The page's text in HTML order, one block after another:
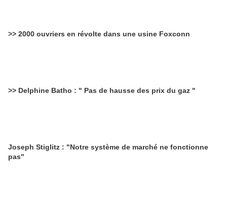
>> 2000 ouvriers en révolte dans une usine Foxconn
>> Delphine Batho : " Pas de hausse des prix du gaz "
Joseph Stiglitz : "Notre système de marché ne fonctionne
pas"